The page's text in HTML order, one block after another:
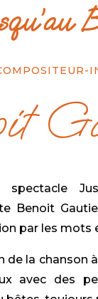
Benoit
par les mots
de la chanson
avec des